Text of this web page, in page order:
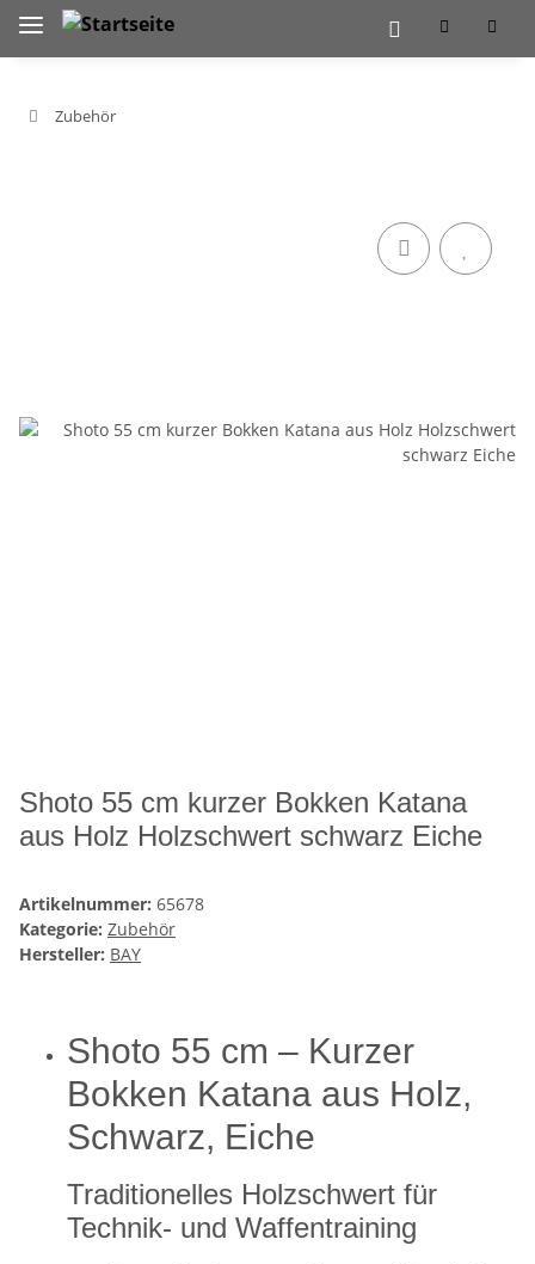
Zubehör
Shoto 55 cm kurzer Bokken Katana
aus Holz Holzschwert schwarz Eiche
Artikelnummer: 65678
Kategorie: Zubehör
Hersteller: BAY
Shoto 55 cm – Kurzer
Bokken Katana aus Holz,
Schwarz, Eiche
Traditionelles Holzschwert für
Technik- und Waffentraining